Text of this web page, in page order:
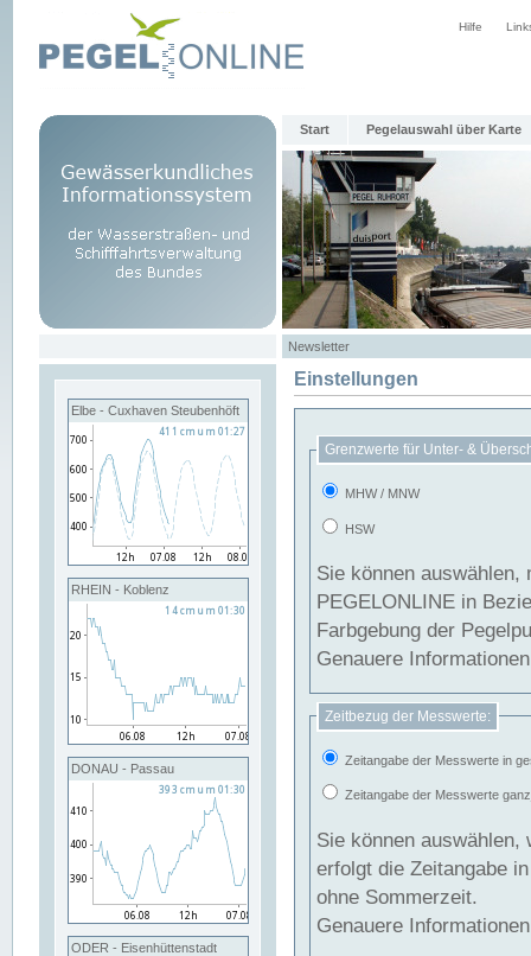
Hilfe
Start Pegelauswahl über Karte
Newsletter
Elbe - Cuxhaven Steubenhöft
RHEIN - Koblenz
DONAU - Passau
ODER - Eisenhüttenstadt
Einstellungen
Grenzwerte für Unter- &
MHW / MNW
HSW
Sie können
PEGELONLINE in Beziehung
Farbgebung der
Genauere
Zeitbezug der Messwerte:
Zeitangabe der Messwerte in
Zeitangabe der Messwerte
Sie können auswählen,
erfolgt die Zeitangabe
ohne Sommerzeit.
Genauere